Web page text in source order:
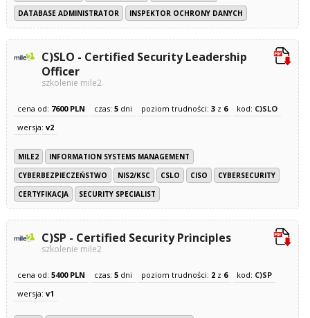
DATABASE ADMINISTRATOR INSPEKTOR OCHRONY DANYCH
C)SLO - Certified Security Leadership
Officer
szkolenie mile2
cena od: 7600 PLN czas: 5dni poziom trudności: 3z 6 kod: C)SLO
wersja: v2
MILE2
INFORMATION SYSTEMS MANAGEMENT
CYBERBEZPIECZEŃSTWO
NIS2/KSC CSLO CISO
CYBERSECURITY
CERTYFIKACJA
SECURITY SPECIALIST
C)SP - Certified Security Principles
szkolenie mile2
cena od: 5400 PLN czas: 5dni poziom trudności: 2z 6 kod: C)SP
wersja: v1